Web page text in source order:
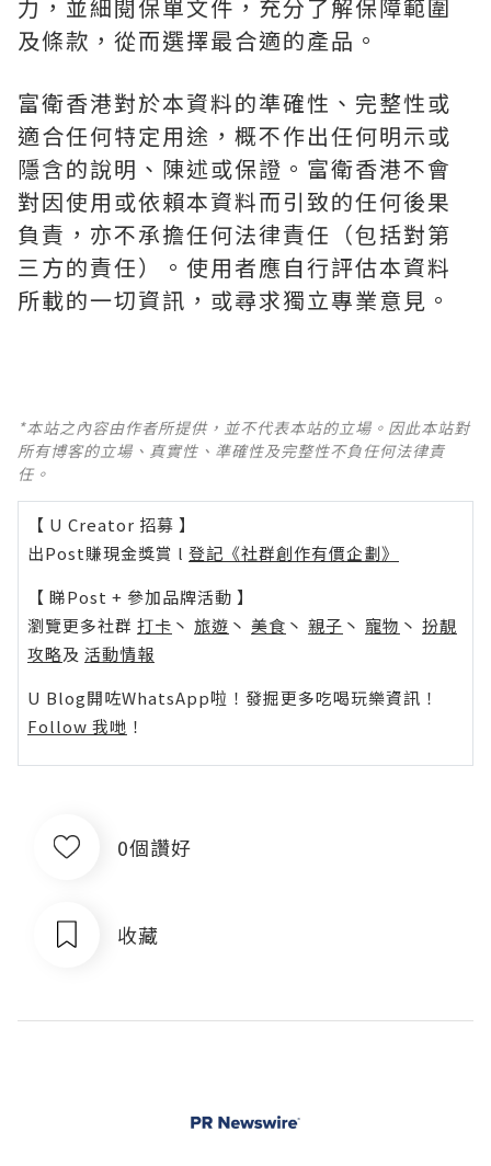
力，並細閱保單文件，充分了解保障範圍
及條款，從而選擇最合適的產品。
富衛香港對於本資料的準確性、完整性或
適合任何特定用途，概不作出任何明示或
隱含的說明、陳述或保證。富衛香港不會
對因使用或依賴本資料而引致的任何後果
負責，亦不承擔任何法律責任（包括對第
三方的責任）。使用者應自行評估本資料
所載的一切資訊，或尋求獨立專業意見。
*本站之內容由作者所提供，並不代表本站的立場。因此本站對
所有博客的立場、真實性、準確性及完整性不負任何法律責
任。
【 U Creator 招募 】
出Post賺現金獎賞 l 登記《社群創作有價企劃》
【 睇Post + 參加品牌活動 】
瀏覽更多社群 打卡 丶 旅遊 丶 美食 丶 親子 丶 寵物 丶 扮靚
攻略及 活動情報
U Blog開咗WhatsApp啦！發掘更多吃喝玩樂資訊！
Follow 我哋 ！
0個讚好
收藏